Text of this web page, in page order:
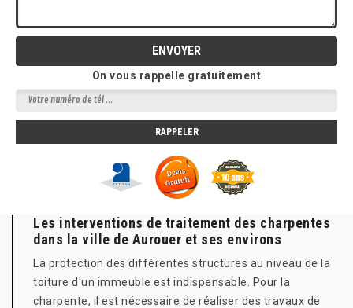
On vous rappelle gratuitement
Les interventions de traitement des charpentes
dans la ville de Aurouer et ses environs
La protection des différentes structures au niveau de la
toiture d'un immeuble est indispensable. Pour la
charpente, il est nécessaire de réaliser des travaux de